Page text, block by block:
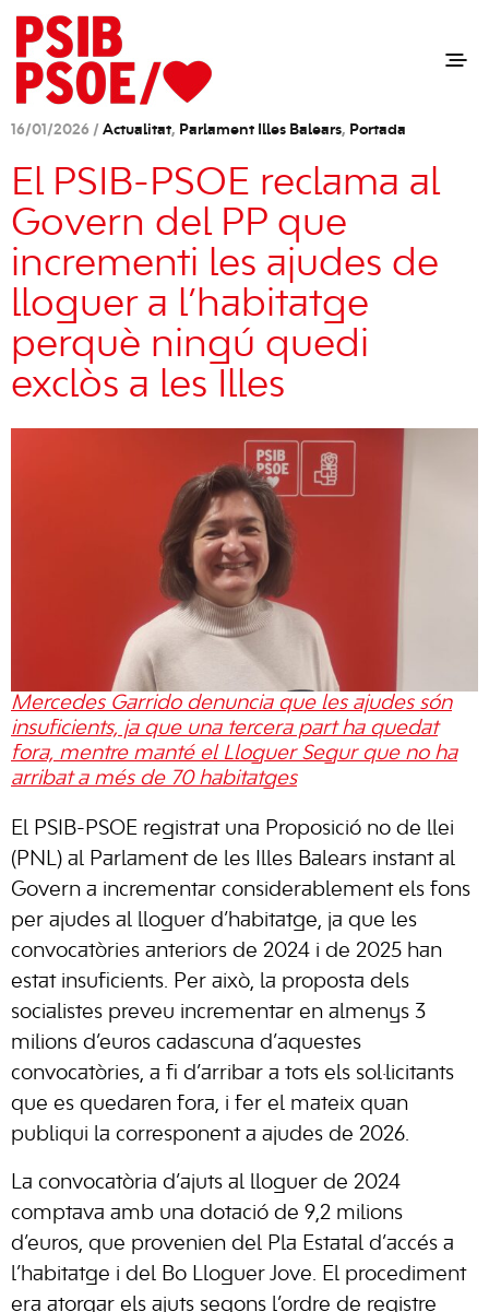
16/01/2026 / Actualitat, Parlament Illes Balears, Portada
El PSIB-PSOE reclama al
Govern del PP que
incrementi les ajudes de
lloguer a l’habitatge
perquè ningú quedi
exclòs a les Illes
Mercedes Garrido denuncia que les ajudes són
insuficients, ja que una tercera part ha quedat
fora, mentre manté el Lloguer Segur que no ha
arribat a més de 70 habitatges
El PSIB-PSOE registrat una Proposició no de llei
(PNL) al Parlament de les Illes Balears instant al
Govern a incrementar considerablement els fons
per ajudes al lloguer d’habitatge, ja que les
convocatòries anteriors de 2024 i de 2025 han
estat insuficients. Per això, la proposta dels
socialistes preveu incrementar en almenys 3
milions d’euros cadascuna d’aquestes
convocatòries, a fi d’arribar a tots els sol·licitants
que es quedaren fora, i fer el mateix quan
publiqui la corresponent a ajudes de 2026.
La convocatòria d’ajuts al lloguer de 2024
comptava amb una dotació de 9,2 milions
d’euros, que provenien del Pla Estatal d’accés a
l’habitatge i del Bo Lloguer Jove. El procediment
era atorgar els ajuts segons l’ordre de registre